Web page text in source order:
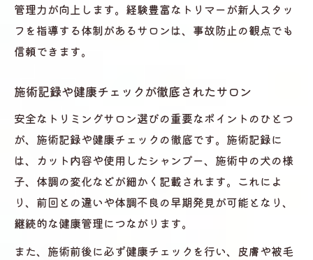
管理力が向上します。経験豊富なトリマーが新人スタッ
フを指導する体制があるサロンは、事故防止の観点でも
信頼できます。
施術記録や健康チェックが徹底されたサロン
安全なトリミングサロン選びの重要なポイントのひとつ
が、施術記録や健康チェックの徹底です。施術記録に
は、カット内容や使用したシャンプー、施術中の犬の様
子、体調の変化などが細かく記載されます。これによ
り、前回との違いや体調不良の早期発見が可能となり、
継続的な健康管理につながります。
また、施術前後に必ず健康チェックを行い、皮膚や被毛